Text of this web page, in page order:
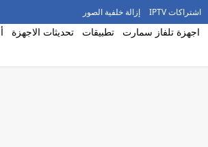
اشتراكات IPTV إزالة خلفية الصور
اجهزة تلفاز سمارت تطبيقات تحديثات الاجهزة